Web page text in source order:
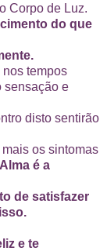
Corpo de Luz.
do que
tempos
sensação e
disto sentirão
os sintomas
é a
de satisfazer
e te